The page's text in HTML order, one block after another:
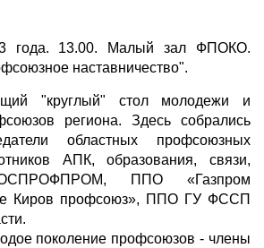
года. 13.00. Малый зал ФПОКО.
наставничество".
"круглый" стол молодежи и
региона. Здесь собрались
областных профсоюзных
АПК, образования, связи,
ППО «Газпром
Киров профсоюз», ППО ГУ ФССП
поколение профсоюзов - члены